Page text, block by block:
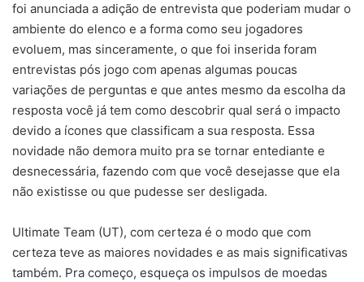
foi anunciada a adição de entrevista que poderiam mudar o
ambiente do elenco e a forma como seu jogadores
evoluem, mas sinceramente, o que foi inserida foram
entrevistas pós jogo com apenas algumas poucas
variações de perguntas e que antes mesmo da escolha da
resposta você já tem como descobrir qual será o impacto
devido a ícones que classificam a sua resposta. Essa
novidade não demora muito pra se tornar entediante e
desnecessária, fazendo com que você desejasse que ela
não existisse ou que pudesse ser desligada.
Ultimate Team (UT), com certeza é o modo que com
certeza teve as maiores novidades e as mais significativas
também. Pra começo, esqueça os impulsos de moedas